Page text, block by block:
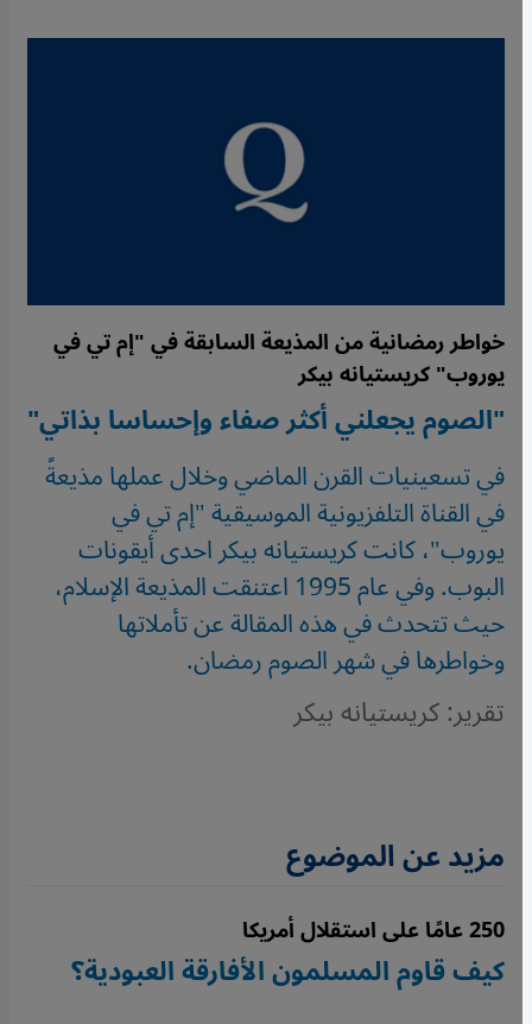
خواطر رمضانية من المذيعة السابقة في "إم تي في
يوروب" كريستيانه بيكر
"الصوم يجعلني أكثر صفاء وإحساسا بذاتي"
في تسعينيات القرن الماضي وخلال عملها مذيعةً
في القناة التلفزيونية الموسيقية "إم تي في
يوروب"، كانت كريستيانه بيكر احدى أيقونات
البوب. وفي عام 1995 اعتنقت المذيعة الإسلام،
حيث تتحدث في هذه المقالة عن تأملاتها
وخواطرها في شهر الصوم رمضان.
تقرير: كريستيانه بيكر
مزيد عن الموضوع
250 عامًا على استقلال أمريكا
كيف قاوم المسلمون الأفارقة العبودية؟